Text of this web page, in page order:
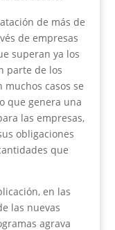
de más de
de empresas
superan ya los
parte de los
casos se
que genera una
las empresas,
obligaciones
que
en las
las nuevas
agrava